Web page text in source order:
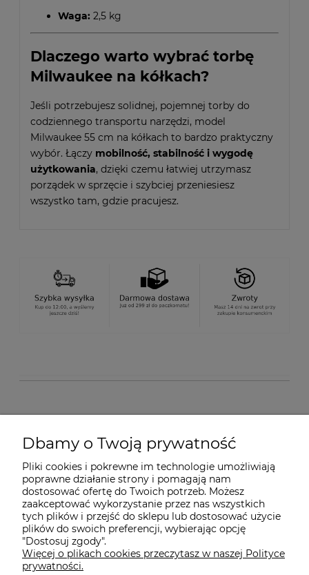
Waga: 2,5 kg
Dlaczego warto wybrać torbę
Milwaukee na kółkach?
Jeśli potrzebujesz solidnej, pojemnej torby do
codziennego transportu narzędzi, model
Milwaukee 55 cm na kółkach to bardzo praktyczny
wybór. Łączy mobilność, stabilność i wygodę
użytkowania, dzięki czemu łatwiej utrzymasz
porządek w sprzęcie i szybciej przeniesiesz
wszystko tam, gdzie pracujesz.
O nas
Dostawa i płatności
Pomoc
Gwarancja i Serwis
Dbamy o Twoją prywatność
Pliki cookies i pokrewne im technologie umożliwiają
poprawne działanie strony i pomagają nam
dostosować ofertę do Twoich potrzeb. Możesz
zaakceptować wykorzystanie przez nas wszystkich
tych plików i przejść do sklepu lub dostosować użycie
plików do swoich preferencji, wybierając opcję
"Dostosuj zgody".
Więcej o plikach cookies przeczytasz w naszej Polityce
prywatności.